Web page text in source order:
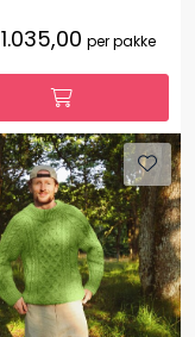
1.035,00 per pakke